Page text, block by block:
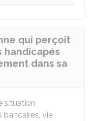
qui perçoit
dans sa
situation
vie